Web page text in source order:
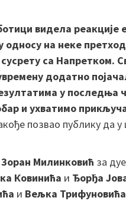
видела реакције
односу на неке
са Напретком.
додатно
у последња
и ухватимо
позвао публику да
Зоран Милинковић за
Ковинића и Ђорђа
и Вељка Трифуновића